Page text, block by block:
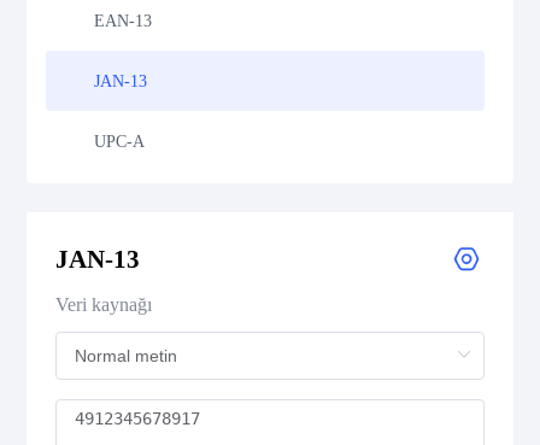
EAN-13
JAN-13
UPC-A
UPC Supplemental 2-Digit
JAN-13
Veri kaynağı